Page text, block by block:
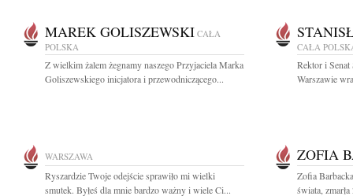
MAREK GOLISZEWSKI CAŁA
POLSKA
Z wielkim żalem żegnamy naszego Przyjaciela Marka
Goliszewskiego inicjatora i przewodniczącego...
CAŁA
Rektor i
Warszawie
WARSZAWA
Ryszardzie Twoje odejście sprawiło mi wielki
smutek. Byłeś dla mnie bardzo ważny i wiele Ci...
ZOFIA
Zofia
świata,